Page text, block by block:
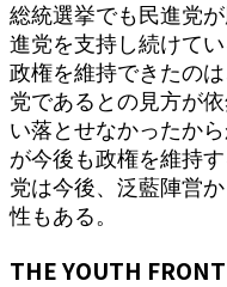
総統選挙でも民進党
進党を支持し続けて
政権を維持できたの
党であるとの見方が
い落とせなかったか
が今後も政権を維持
党は今後、泛藍陣営
性もある。
THE YOUTH FRONT